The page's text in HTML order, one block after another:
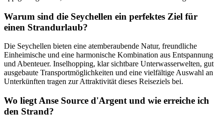
Warum sind die Seychellen ein perfektes Ziel für
einen Strandurlaub?
Die Seychellen bieten eine atemberaubende Natur, freundliche
Einheimische und eine harmonische Kombination aus Entspannung
und Abenteuer. Inselhopping, klar sichtbare Unterwasserwelten, gut
ausgebaute Transportmöglichkeiten und eine vielfältige Auswahl an
Unterkünften tragen zur Attraktivität dieses Reiseziels bei.
Wo liegt Anse Source d'Argent und wie erreiche ich
den Strand?